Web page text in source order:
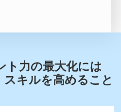
ト力の最大化には
スキルを高めること